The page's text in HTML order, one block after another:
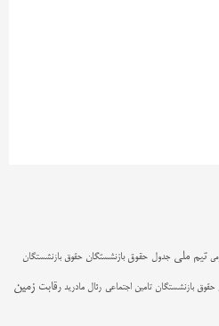
تیم ملی جدول حقوق بازنشستگان حقوق بازنشستگان
حقوق بازنشستگان تامین اجتماعی رئال مادرید رقابت زمین